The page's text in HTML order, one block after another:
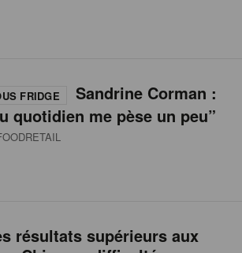
FRIDGE
Sandrine Corman :
quotidien me pèse un peu”
résultats supérieurs aux